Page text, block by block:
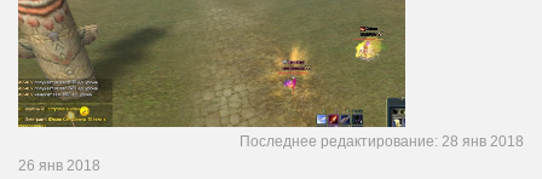
Последнее редактирование: 28 янв 2018
26 янв 2018